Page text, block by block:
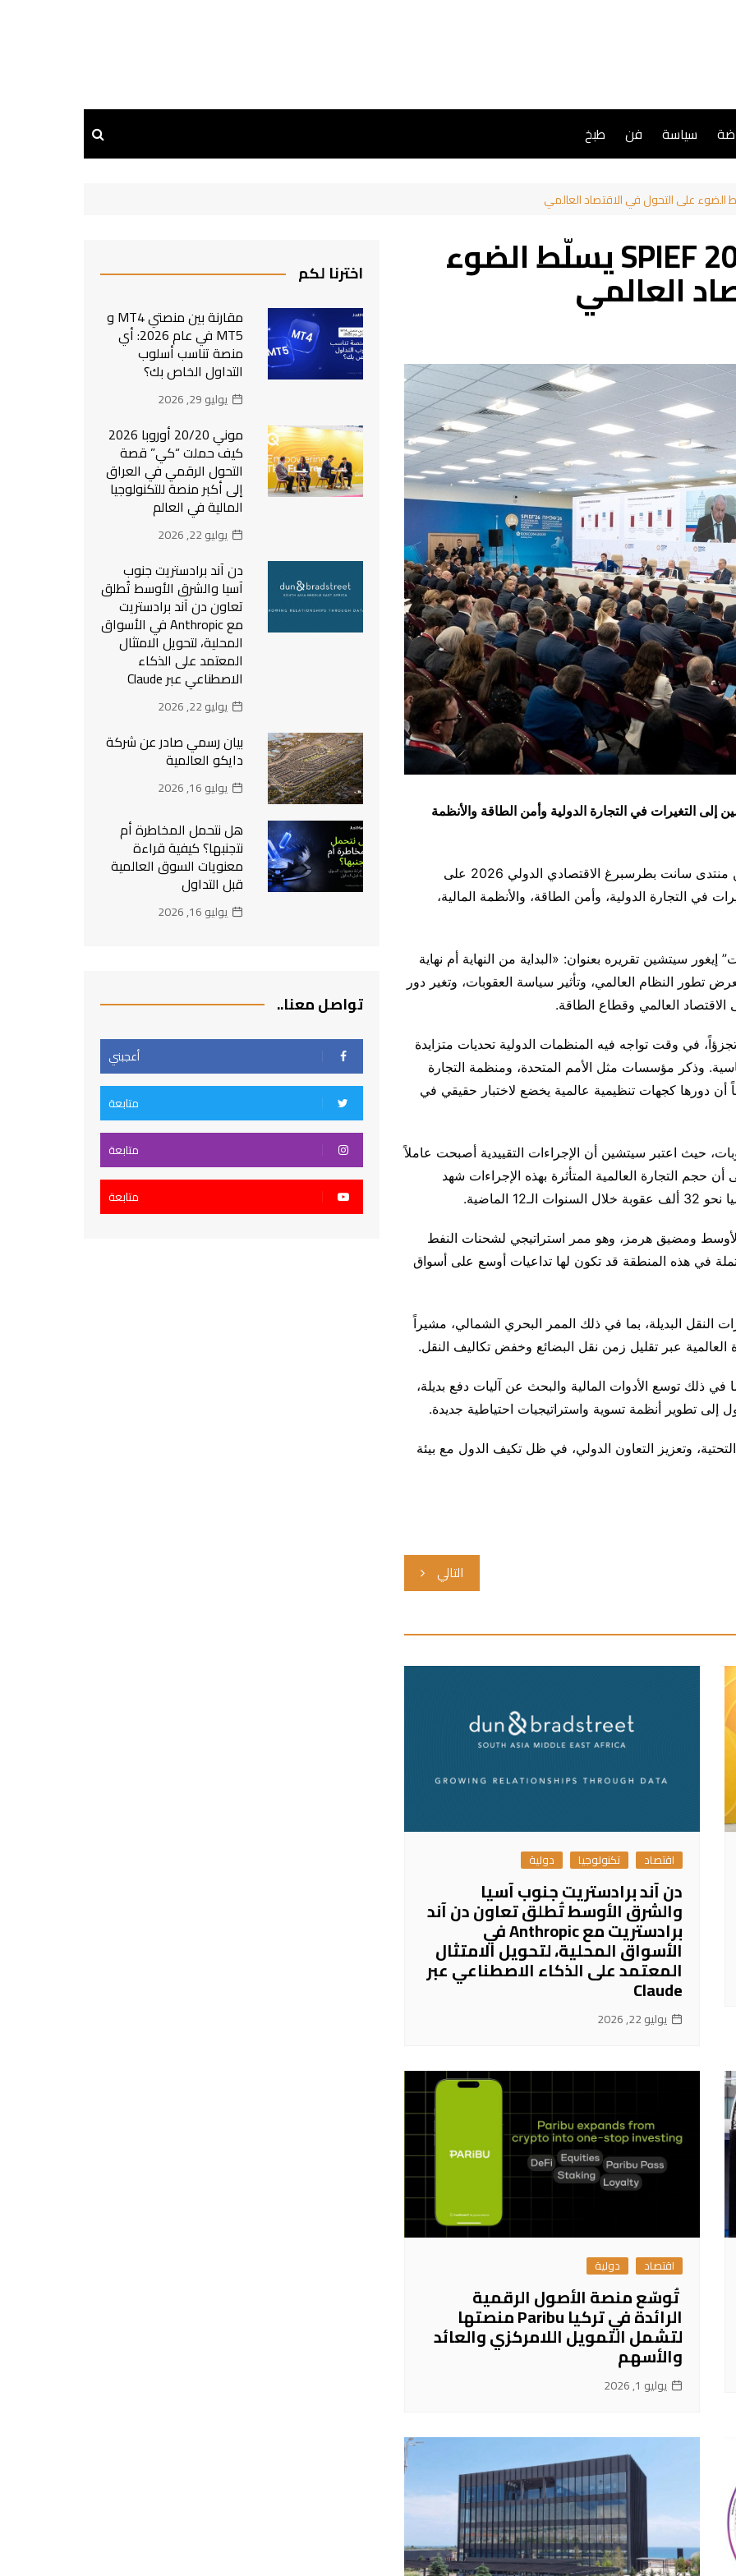
سياسة فن طبخ
منتدى الطاقة في SPIEF 2026 يسلّط الضوء
العالمي
التغيرات في التجارة الدولية وأمن الطاقة والأنظمة
ركّزت جلسة الطاقة ضمن منتدى سانت بطرسبرغ الاقتصادي الدولي 2026 على
في التجارة الدولية، وأمن الطاقة، والأنظمة المالية،
سيتشين تقريره بعنوان: «البداية من النهاية أم نهاية
تطور النظام العالمي، وتأثير سياسة العقوبات، وتغير دور
العالمي وقطاع الطاقة.
في وقت تواجه فيه المنظمات الدولية تحديات متزايدة
وذكر مؤسسات مثل الأمم المتحدة، ومنظمة التجارة
أن دورها كجهات تنظيمية عالمية يخضع لاختبار حقيقي في
حيث اعتبر سيتشين أن الإجراءات التقييدية أصبحت عاملاً
أن حجم التجارة العالمية المتأثرة بهذه الإجراءات شهد
الماضية.
ومضيق هرمز، وهو ممر استراتيجي لشحنات النفط
في هذه المنطقة قد تكون لها تداعيات أوسع على أسواق
البديلة، بما في ذلك الممر البحري الشمالي، مشيراً
العالمية عبر تقليل زمن نقل البضائع وخفض تكاليف النقل.
في ذلك توسع الأدوات المالية والبحث عن آليات دفع بديلة،
إلى تطوير أنظمة تسوية واستراتيجيات احتياطية جديدة.
وتعزيز التعاون الدولي، في ظل تكيف الدول مع بيئة
التالي
اقتصاد تكنولوجيا دولية
دن آند برادستريت جنوب آسيا
والشرق الأوسط تُطلق تعاون دن آند
برادستريت مع Anthropic في
الأسواق المحلية، لتحويل الامتثال
المعتمد على الذكاء الاصطناعي عبر
Claude
يوليو 22, 2026
اقتصاد دولية
تُوسّع منصة الأصول الرقمية
الرائدة في تركيا Paribu منصتها
لتشمل التمويل اللامركزي والعائد
والأسهم
يوليو 1, 2026
اخترنا لكم
مقارنة بين منصتي MT4 و
MT5 في عام 2026: أي
منصة تناسب أسلوب
التداول الخاص بك؟
يوليو 29, 2026
موني 20/20 أوروبا 2026
كيف حملت “كي” قصة
التحول الرقمي في العراق
إلى أكبر منصة للتكنولوجيا
المالية في العالم
يوليو 22, 2026
دن آند برادستريت جنوب
آسيا والشرق الأوسط تُطلق
تعاون دن آند برادستريت
مع Anthropic في الأسواق
المحلية، لتحويل الامتثال
المعتمد على الذكاء
الاصطناعي عبر Claude
يوليو 22, 2026
بيان رسمي صادر عن شركة
دايكو العالمية
يوليو 16, 2026
هل نتحمل المخاطرة أم
نتجنبها؟ كيفية قراءة
معنويات السوق العالمية
قبل التداول
يوليو 16, 2026
تواصل معنا..
أعجبني
متابعة
متابعة
متابعة